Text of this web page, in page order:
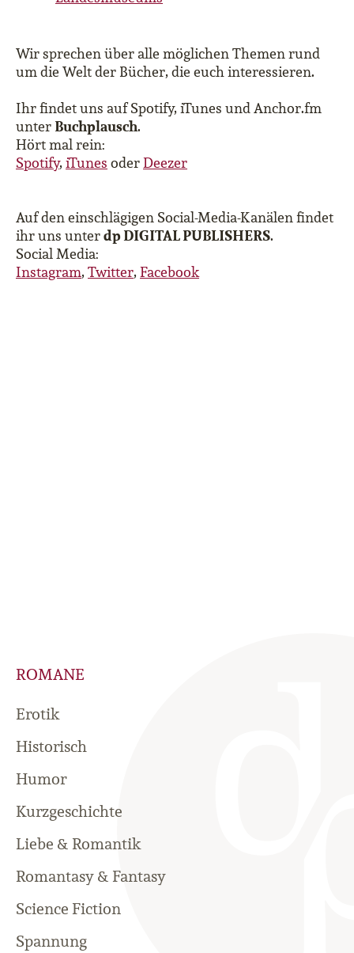
Wir sprechen über alle möglichen Themen rund
um die Welt der Bücher, die euch interessieren.
Ihr findet uns auf Spotify, iTunes und Anchor.fm
unter Buchplausch.
Hört mal rein:
Spotify,iTunes oderDeezer
Auf den einschlägigen Social-Media-Kanälen findet
ihr uns unterdp DIGITAL PUBLISHERS.
Social Media:
Instagram,Twitter,Facebook
ROMANE
Erotik
Historisch
Humor
Kurzgeschichte
Liebe & Romantik
Romantasy & Fantasy
Science Fiction
Spannung